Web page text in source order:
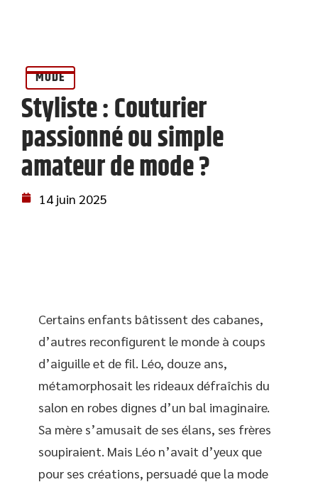
MODE
Styliste : Couturier
passionné ou simple
amateur de mode ?
14 juin 2025
Certains enfants bâtissent des cabanes,
d’autres reconfigurent le monde à coups
d’aiguille et de fil. Léo, douze ans,
métamorphosait les rideaux défraîchis du
salon en robes dignes d’un bal imaginaire.
Sa mère s’amusait de ses élans, ses frères
soupiraient. Mais Léo n’avait d’yeux que
pour ses créations, persuadé que la mode